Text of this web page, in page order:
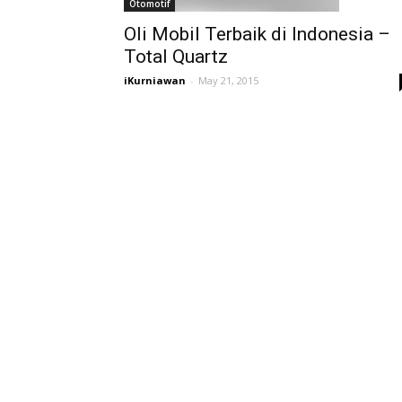
Otomotif
Oli Mobil Terbaik di Indonesia –
Total Quartz
iKurniawan - May 21, 2015